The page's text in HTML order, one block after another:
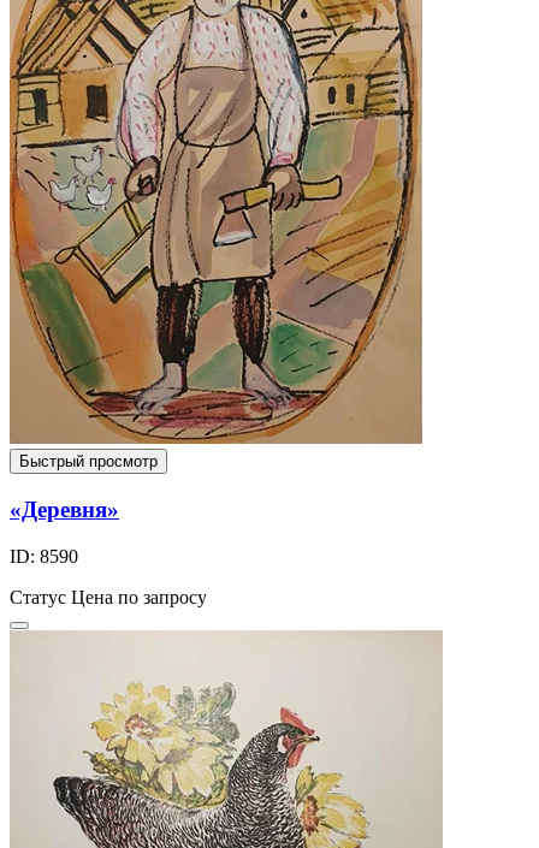
Быстрый просмотр
«Деревня»
ID: 8590
Статус Цена по запросу